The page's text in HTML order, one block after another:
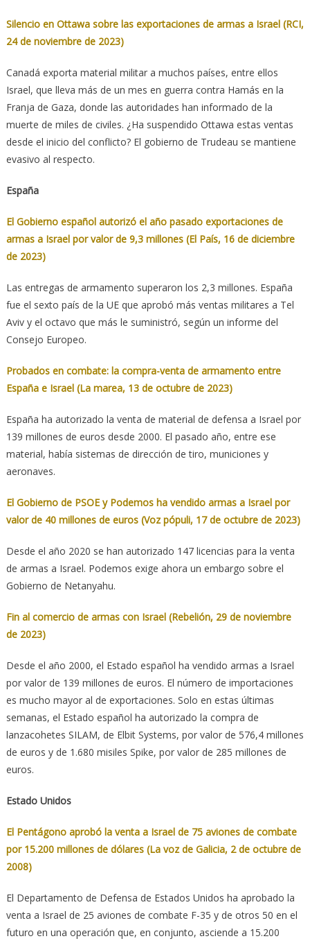
Silencio en Ottawa sobre las exportaciones de armas a Israel (RCI,
24 de noviembre de 2023)
Canadá exporta material militar a muchos países, entre ellos
Israel, que lleva más de un mes en guerra contra Hamás en la
Franja de Gaza, donde las autoridades han informado de la
muerte de miles de civiles. ¿Ha suspendido Ottawa estas ventas
desde el inicio del conflicto? El gobierno de Trudeau se mantiene
evasivo al respecto.
España
El Gobierno español autorizó el año pasado exportaciones de
armas a Israel por valor de 9,3 millones (El País, 16 de diciembre
de 2023)
Las entregas de armamento superaron los 2,3 millones. España
fue el sexto país de la UE que aprobó más ventas militares a Tel
Aviv y el octavo que más le suministró, según un informe del
Consejo Europeo.
Probados en combate: la compra-venta de armamento entre
España e Israel (La marea, 13 de octubre de 2023)
España ha autorizado la venta de material de defensa a Israel por
139 millones de euros desde 2000. El pasado año, entre ese
material, había sistemas de dirección de tiro, municiones y
aeronaves.
El Gobierno de PSOE y Podemos ha vendido armas a Israel por
valor de 40 millones de euros (Voz pópuli, 17 de octubre de 2023)
Desde el año 2020 se han autorizado 147 licencias para la venta
de armas a Israel. Podemos exige ahora un embargo sobre el
Gobierno de Netanyahu.
Fin al comercio de armas con Israel (Rebelión, 29 de noviembre
de 2023)
Desde el año 2000, el Estado español ha vendido armas a Israel
por valor de 139 millones de euros. El número de importaciones
es mucho mayor al de exportaciones. Solo en estas últimas
semanas, el Estado español ha autorizado la compra de
lanzacohetes SILAM, de Elbit Systems, por valor de 576,4 millones
de euros y de 1.680 misiles Spike, por valor de 285 millones de
euros.
Estado Unidos
El Pentágono aprobó la venta a Israel de 75 aviones de combate
por 15.200 millones de dólares (La voz de Galicia, 2 de octubre de
2008)
El Departamento de Defensa de Estados Unidos ha aprobado la
venta a Israel de 25 aviones de combate F-35 y de otros 50 en el
futuro en una operación que, en conjunto, asciende a 15.200